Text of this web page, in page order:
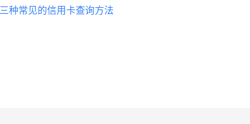
三种常见的信用卡查询方法